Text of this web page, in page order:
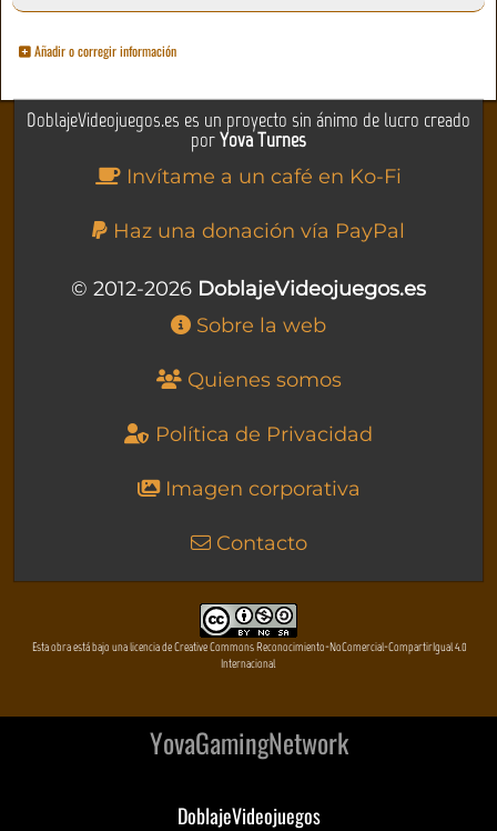
Añadir o corregir información
DoblajeVideojuegos.es es un proyecto sin ánimo de lucro creado
porYova Turnes
Invítame a un café en Ko-Fi
Haz una donación vía PayPal
© 2012-2026 DoblajeVideojuegos.es
Sobre la web
Quienes somos
Política de Privacidad
Imagen corporativa
Contacto
Esta obra está bajo una licencia de Creative Commons Reconocimiento-NoComercial-CompartirIgual 4.0
Internacional
YovaGamingNetwork
DoblajeVideojuegos